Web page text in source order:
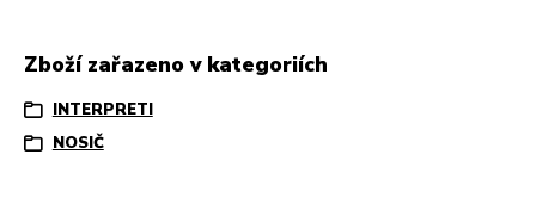
Zboží zařazeno v kategoriích
INTERPRETI
NOSIČ